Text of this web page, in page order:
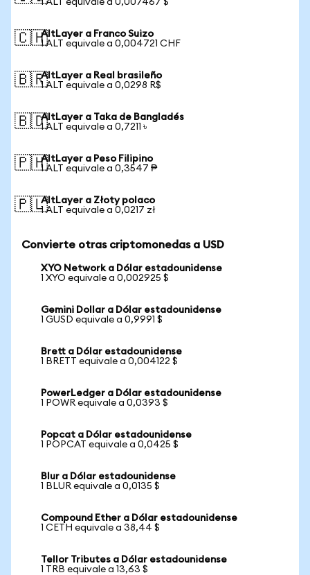
1 ALT equivale a 0,007467 $
🇨🇭AltLayer a Franco Suizo
1 ALT equivale a 0,004721 CHF
🇧🇷AltLayer a Real brasileño
1 ALT equivale a 0,0298 R$
🇧🇩AltLayer a Taka de Bangladés
1 ALT equivale a 0,7211 ৳
🇵🇭AltLayer a Peso Filipino
1 ALT equivale a 0,3547 ₱
🇵🇱AltLayer a Złoty polaco
1 ALT equivale a 0,0217 zł
Convierte otras criptomonedas a USD
XYO Network a Dólar estadounidense
1 XYO equivale a 0,002925 $
Gemini Dollar a Dólar estadounidense
1 GUSD equivale a 0,9991 $
Brett a Dólar estadounidense
1 BRETT equivale a 0,004122 $
PowerLedger a Dólar estadounidense
1 POWR equivale a 0,0393 $
Popcat a Dólar estadounidense
1 POPCAT equivale a 0,0425 $
Blur a Dólar estadounidense
1 BLUR equivale a 0,0135 $
Compound Ether a Dólar estadounidense
1 CETH equivale a 38,44 $
Tellor Tributes a Dólar estadounidense
1 TRB equivale a 13,63 $